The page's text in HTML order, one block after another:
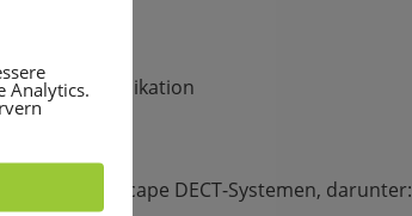
und OpenScape DECT-Systemen, darunter:
Analytics.